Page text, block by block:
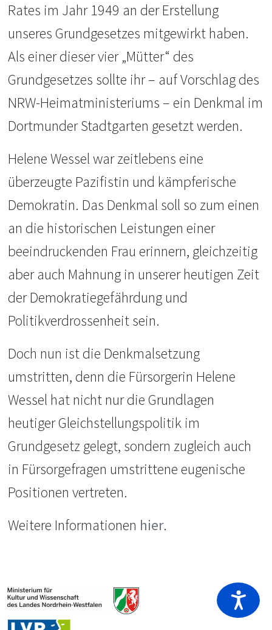
Rates im Jahr 1949 an der Erstellung
unseres Grundgesetzes mitgewirkt haben.
Als einer dieser vier „Mütter“ des
Grundgesetzes sollte ihr – auf Vorschlag des
NRW-Heimatministeriums – ein Denkmal im
Dortmunder Stadtgarten gesetzt werden.
Helene Wessel war zeitlebens eine
überzeugte Pazifistin und kämpferische
Demokratin. Das Denkmal soll so zum einen
an die historischen Leistungen einer
beeindruckenden Frau erinnern, gleichzeitig
aber auch Mahnung in unserer heutigen Zeit
der Demokratiegefährdung und
Politikverdrossenheit sein.
Doch nun ist die Denkmalsetzung
umstritten, denn die Fürsorgerin Helene
Wessel hat nicht nur die Grundlagen
heutiger Gleichstellungspolitik im
Grundgesetz gelegt, sondern zugleich auch
in Fürsorgefragen umstrittene eugenische
Positionen vertreten.
Weitere Informationen hier.